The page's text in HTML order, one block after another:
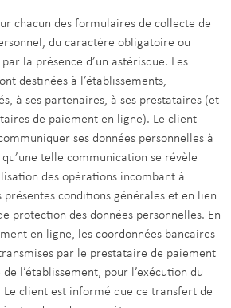
chacun des formulaires de collecte de
du caractère obligatoire ou
la présence d’un astérisque. Les
destinées à l’établissements,
à ses partenaires, à ses prestataires (et
de paiement en ligne). Le client
ses données personnelles à
telle communication se révèle
des opérations incombant à
conditions générales et en lien
protection des données personnelles. En
en ligne, les coordonnées bancaires
par le prestataire de paiement
l’établissement, pour l’exécution du
client est informé que ce transfert de